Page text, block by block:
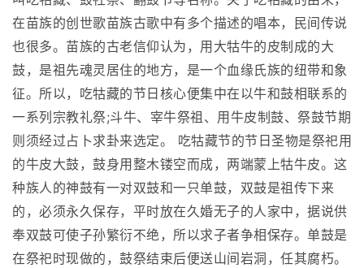
在苗族的创世歌苗族古歌中有多个描述的唱本，民间传说
也很多。苗族的古老信仰认为，用大牯牛的皮制成的大
鼓，是祖先魂灵居住的地方，是一个血缘氏族的纽带和象
征。所以，吃牯藏的节日核心便集中在以牛和鼓相联系的
一系列宗教礼祭;斗牛、宰牛祭祖、用牛皮制鼓、祭鼓节期
则须经过占卜求卦来选定。 吃牯藏节的节日圣物是祭祀用
的牛皮大鼓，鼓身用整木镂空而成，两端蒙上牯牛皮。这
种族人的神鼓有一对双鼓和一只单鼓，双鼓是祖传下来
的，必须永久保存，平时放在久婚无子的人家中，据说供
奉双鼓可使子孙繁衍不绝，所以求子者争相保存。单鼓是
在祭祀时现做的，鼓祭结束后便送山间岩洞，任其腐朽。